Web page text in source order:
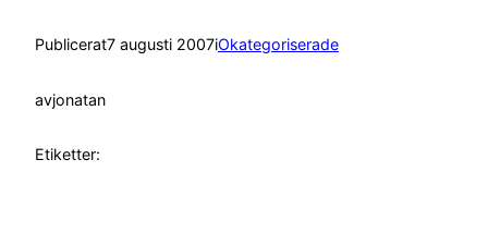
Publicerat7 augusti 2007iOkategoriserade
avjonatan
Etiketter: